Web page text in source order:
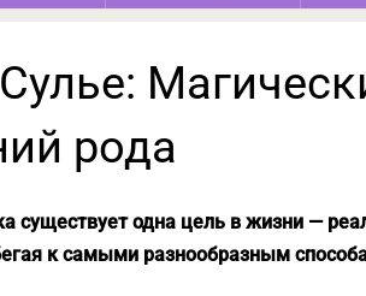
рода
существует одна цель в жизни —
к самыми разнообразным